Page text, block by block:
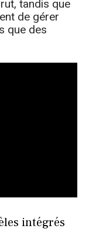
tandis que
de gérer
que des
intégrés